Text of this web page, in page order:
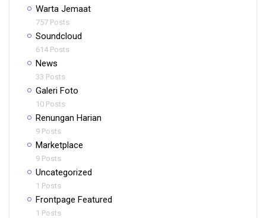
Warta Jemaat
757 Posts
Soundcloud
614 Posts
News
33 Posts
Galeri Foto
10 Posts
Renungan Harian
9 Posts
Marketplace
9 Posts
Uncategorized
1 Posts
Frontpage Featured
1 Posts